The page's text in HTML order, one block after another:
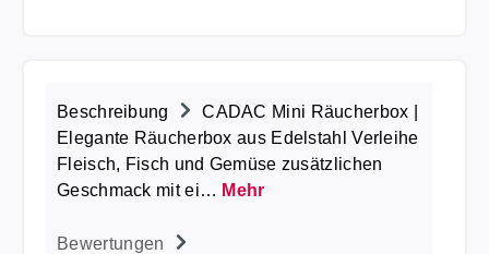
Beschreibung
CADAC Mini Räucherbox |
Elegante Räucherbox aus Edelstahl Verleihe
Fleisch, Fisch und Gemüse zusätzlichen
Geschmack mit ei… Mehr
Bewertungen